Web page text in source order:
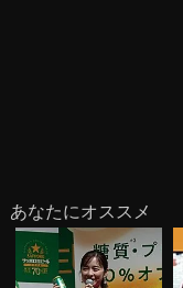
あなたにオススメ